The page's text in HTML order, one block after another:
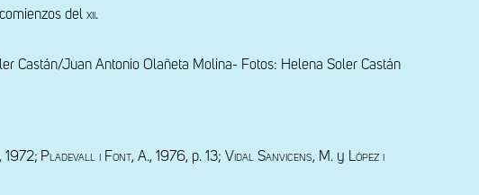
del xii.
Castán/Juan Antonio Olañeta Molina- Fotos: Helena Soler Castán
1972; Pladevall i Font, A., 1976, p. 13; Vidal Sanvicens, M. y López i